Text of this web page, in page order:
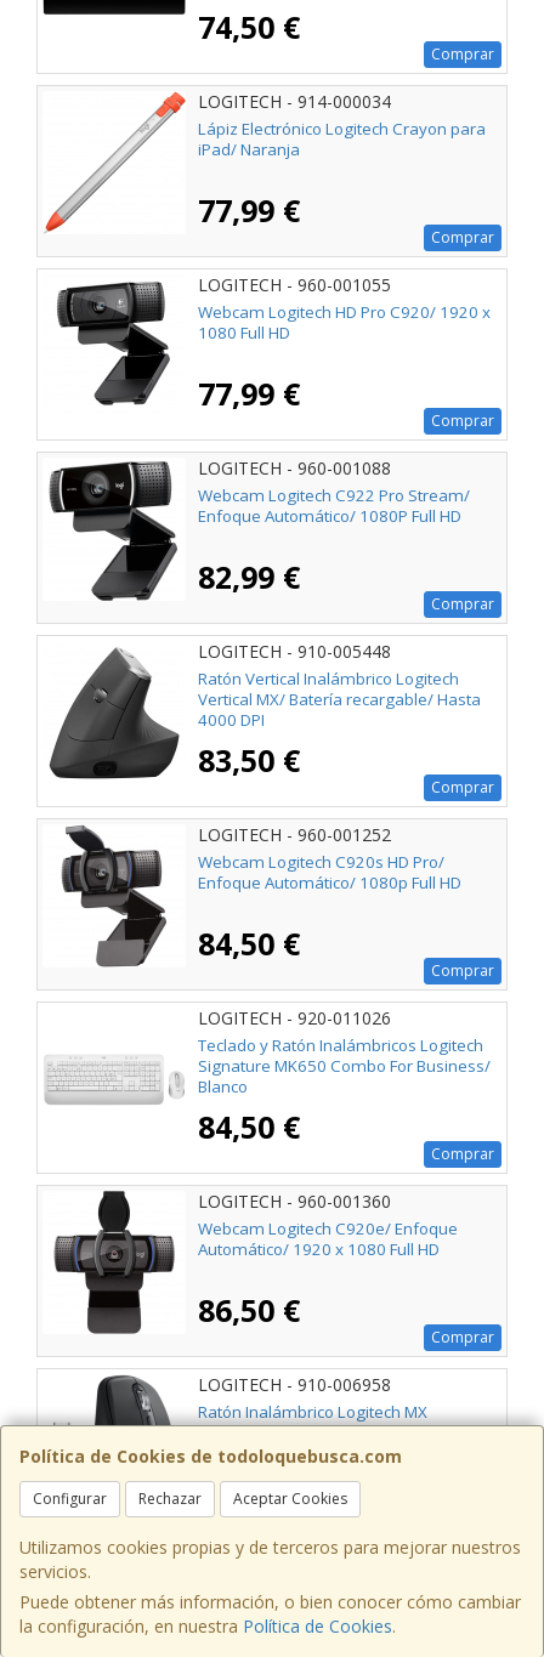
74,50 €
Comprar
LOGITECH - 914-000034
Lápiz Electrónico Logitech Crayon para
iPad/ Naranja
77,99 €
Comprar
LOGITECH - 960-001055
Webcam Logitech HD Pro C920/ 1920 x
1080 Full HD
77,99 €
Comprar
LOGITECH - 960-001088
Webcam Logitech C922 Pro Stream/
Enfoque Automático/ 1080P Full HD
82,99 €
Comprar
LOGITECH - 910-005448
Ratón Vertical Inalámbrico Logitech
Vertical MX/ Batería recargable/ Hasta
4000 DPI
83,50 €
Comprar
LOGITECH - 960-001252
Webcam Logitech C920s HD Pro/
Enfoque Automático/ 1080p Full HD
84,50 €
Comprar
LOGITECH - 920-011026
Teclado y Ratón Inalámbricos Logitech
Signature MK650 Combo For Business/
Blanco
84,50 €
Comprar
LOGITECH - 960-001360
Webcam Logitech C920e/ Enfoque
Automático/ 1920 x 1080 Full HD
86,50 €
Comprar
LOGITECH - 910-006958
Ratón Inalámbrico Logitech MX
Anywhere 3S For Business/ Batería
recargable/ Hasta 8000 DPI/ Grafito
89,50 €
Ratón Inalámbrico Logitech MX
Anywhere 3S/ Batería recargable/ Hasta
8000 DPI/ Grafito
Política de Cookies de todoloquebusca.com
Configurar Rechazar Aceptar Cookies
Utilizamos cookies propias y de terceros para mejorar nuestros
servicios.
Puede obtener más información, o bien conocer cómo cambiar
la configuración, en nuestra Política de Cookies.